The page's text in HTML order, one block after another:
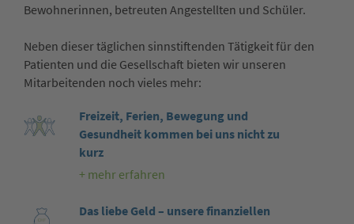
Bewohnerinnen, betreuten Angestellten und Schüler.
Neben dieser täglichen sinnstiftenden Tätigkeit für den
Patienten und die Gesellschaft bieten wir unseren
Mitarbeitenden noch vieles mehr:
Freizeit, Ferien, Bewegung und
Gesundheit kommen bei uns nicht zu
kurz
+ mehr erfahren
Das liebe Geld – unsere finanziellen